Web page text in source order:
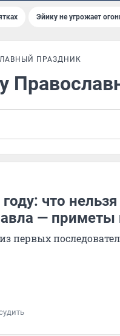
Эйику не угрожает
ПРАЗДНИК
что
— приметы
первых